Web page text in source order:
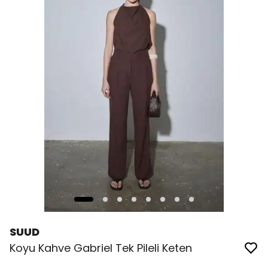
SUUD
Koyu Kahve Gabriel Tek Pileli Keten